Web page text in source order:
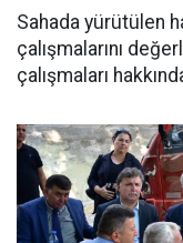
Sahada yürütülen
çalışmalarını
çalışmaları